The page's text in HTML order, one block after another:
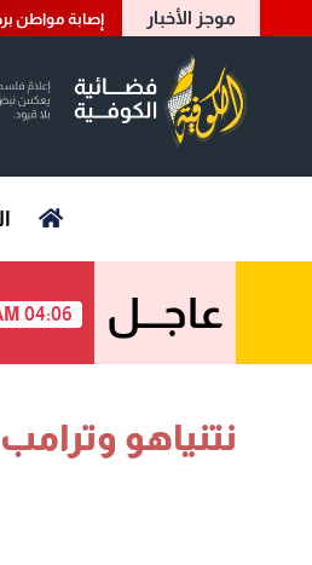
موجز الأخبار إصابة مواطن
عاجـــل 04:06 AM
نتنياهو